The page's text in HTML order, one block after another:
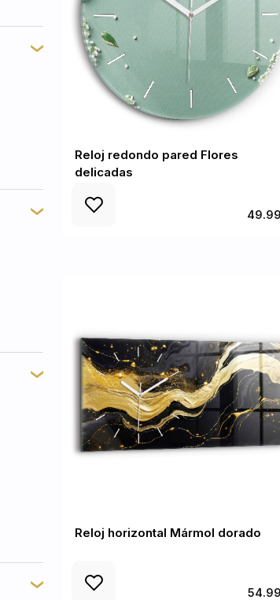
Reloj redondo pared Flores
delicadas
Reloj horizontal Mármol dorado